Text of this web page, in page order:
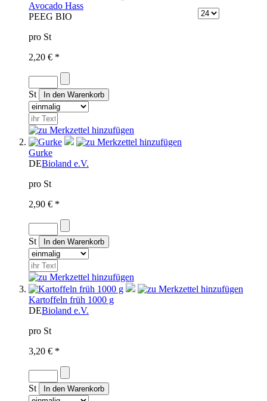
Avocado Hass
PEEG BIO
pro St
2,20 € *
St
Gurke
DEBioland e.V.
pro St
2,90 € *
St
Kartoffeln früh 1000 g
DEBioland e.V.
pro St
3,20 € *
St